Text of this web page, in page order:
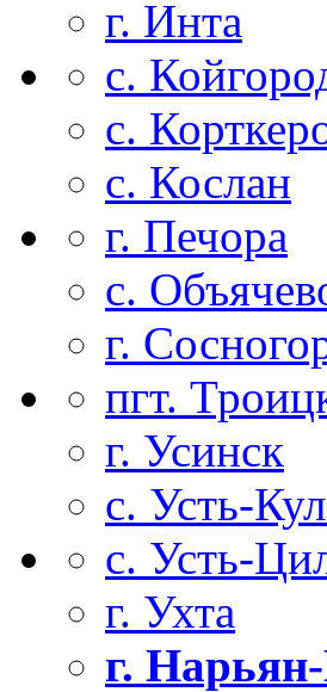
г. Инта
с.
с.
с. Кослан
г. Печора
с.
г.
пгт.
г. Усинск
с. Усть-
с. Усть-
г. Ухта
г.